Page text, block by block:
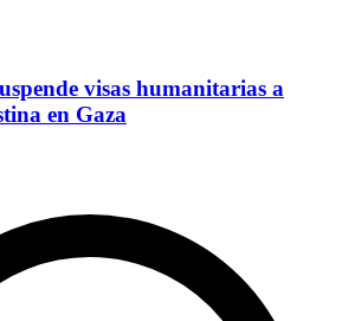
visas humanitarias a
en Gaza